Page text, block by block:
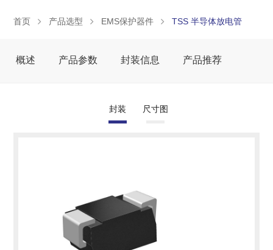
首页 产品选型 EMS保护器件 TSS 半导体放电管
概述 产品参数 封装信息 产品推荐
封装 尺寸图